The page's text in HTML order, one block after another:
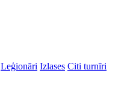
Leģionāri Izlases Citi turnīri